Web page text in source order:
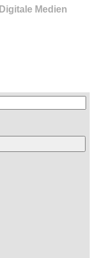
Digitale Medien